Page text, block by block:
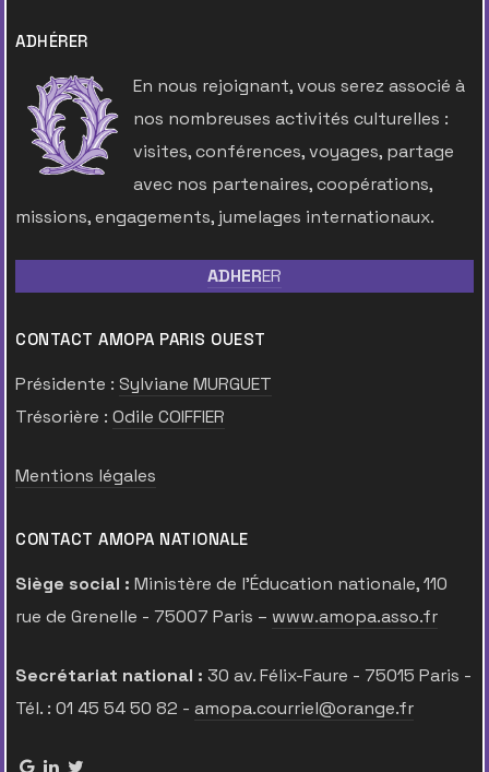
ADHÉRER
En nous rejoignant, vous serez associé à
nos nombreuses activités culturelles :
visites, conférences, voyages, partage
avec nos partenaires, coopérations,
missions, engagements, jumelages internationaux.
ADHERER
CONTACT AMOPA PARIS OUEST
Présidente : Sylviane MURGUET
Trésorière : Odile COIFFIER
Mentions légales
CONTACT AMOPA NATIONALE
Siège social : Ministère de l’Éducation nationale, 110
rue de Grenelle - 75007 Paris – www.amopa.asso.fr
Secrétariat national : 30 av. Félix-Faure - 75015 Paris -
Tél. : 01 45 54 50 82 - amopa.courriel@orange.fr